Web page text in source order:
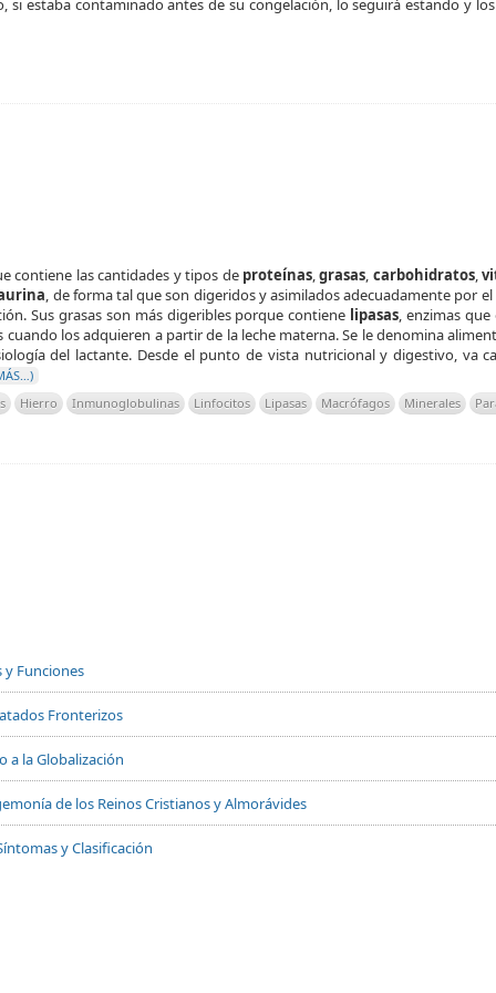
si estaba contaminado antes de su congelación, lo seguirá estando y
contiene las cantidades y tipos de proteínas,grasas carbohidratos,
, de forma tal que son digeridos y asimilados adecuadamente por
Sus grasas son más digeribles porque contiene lipasas , enzimas
los adquieren a partir de la leche materna. Se le denomina
del lactante. Desde el punto de vista nutricional y digestivo, va
Hierro Inmunoglobulinas Linfocitos Lipasas Macrófagos Minerales
y Funciones
Fronterizos
a la Globalización
de los Reinos Cristianos y Almorávides
y Clasificación